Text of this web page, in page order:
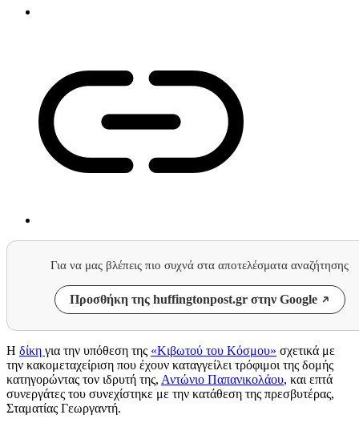
Για να μας βλέπεις πιο συχνά στα αποτελέσματα αναζήτησης
Προσθήκη της huffingtonpost.gr στην Google
Η δίκη για την υπόθεση της «Κιβωτού του Κόσμου» σχετικά με
την κακομεταχείριση που έχουν καταγγείλει τρόφιμοι της δομής
κατηγορώντας τον ιδρυτή της, Αντώνιο Παπανικολάου, και επτά
συνεργάτες του συνεχίστηκε με την κατάθεση της πρεσβυτέρας,
Σταματίας Γεωργαντή.